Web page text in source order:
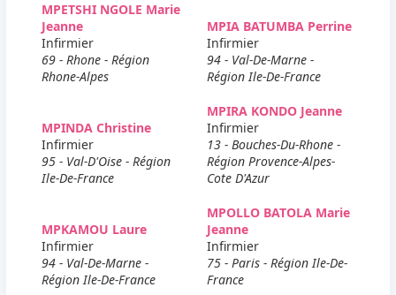
MPETSHI NGOLE Marie
Jeanne
Infirmier
69 - Rhone - Région
Rhone-Alpes
MPIA BATUMBA Perrine
Infirmier
94 - Val-De-Marne -
Région Ile-De-France
MPINDA Christine
Infirmier
95 - Val-D'Oise - Région
Ile-De-France
MPIRA KONDO Jeanne
Infirmier
13 - Bouches-Du-Rhone -
Région Provence-Alpes-
Cote D'Azur
MPKAMOU Laure
Infirmier
94 - Val-De-Marne -
Région Ile-De-France
MPOLLO BATOLA Marie
Jeanne
Infirmier
75 - Paris - Région Ile-De-
France